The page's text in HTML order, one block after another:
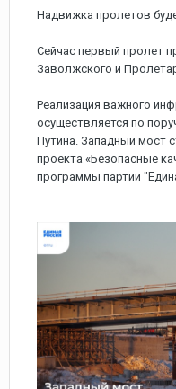
Надвижка пролетов
Сейчас первый пролет
Заволжского и
Реализация важного
осуществляется по
Путина. Западный мост
проекта «Безопасные
программы партии